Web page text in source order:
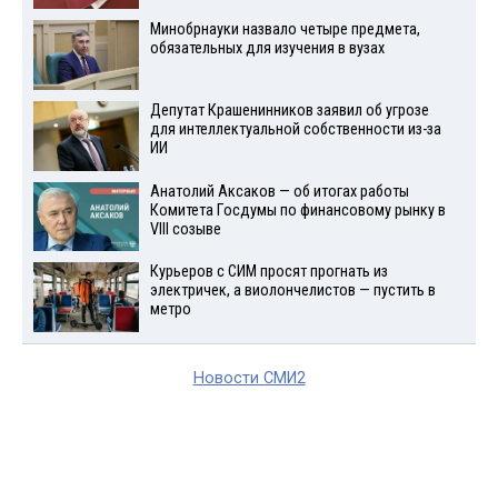
Минобрнауки назвало четыре предмета,
обязательных для изучения в вузах
Депутат Крашенинников заявил об угрозе
для интеллектуальной собственности из-за
ИИ
Анатолий Аксаков — об итогах работы
Комитета Госдумы по финансовому рынку в
VIII созыве
Курьеров с СИМ просят прогнать из
электричек, а виолончелистов — пустить в
метро
Новости СМИ2